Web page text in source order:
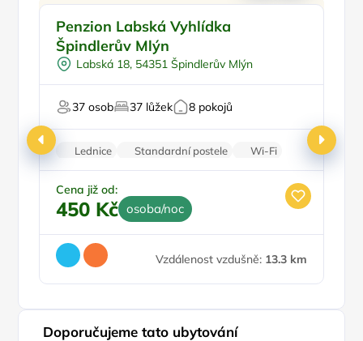
Plná penze
Pro studenty
U lyžařského střediska
V národním parku
Penzion Labská Vyhlídka
Špindlerův Mlýn
Labská 18, 54351 Špindlerův Mlýn
37 osob 37 lůžek 8 pokojů
Lednice Standardní postele
Wi-Fi
Zvířata povolena
Parkování zdarma
Cena již od:
450 Kč osoba/noc
Vzdálenost vzdušně: 13.3 km
Doporučujeme tato ubytování